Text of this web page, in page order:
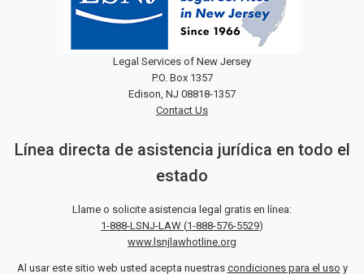
Legal Services of New Jersey
P.O. Box 1357
Edison, NJ 08818-1357
Contact Us
Línea directa de asistencia jurídica en todo el
estado
Llame o solicite asistencia legal gratis en línea:
1-888-LSNJ-LAW (1-888-576-5529)
www.lsnjlawhotline.org
Al usar este sitio web usted acepta nuestras condiciones para el uso y